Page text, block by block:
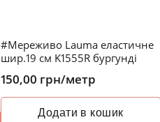
#Мереживо Lauma еластичне
шир.19 см K1555R бургунді
150,00 грн/метр
Додати в кошик